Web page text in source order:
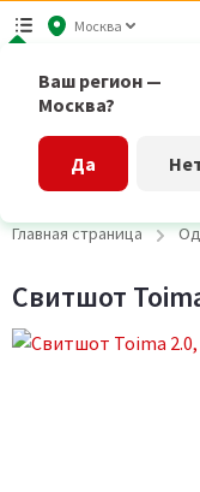
Москва
Ваш регион —
Москва?
Да
Главная страница
Свитшот